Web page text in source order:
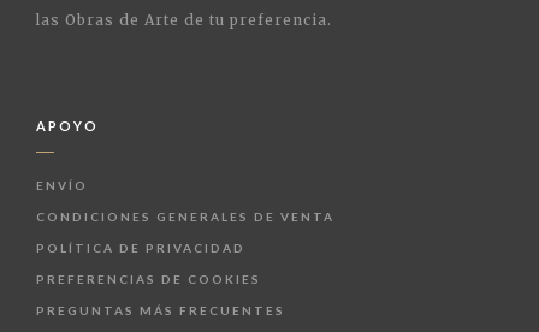
las Obras de Arte de tu preferencia.
APOYO
ENVÍO
CONDICIONES GENERALES DE VENTA
POLÍTICA DE PRIVACIDAD
PREFERENCIAS DE COOKIES
PREGUNTAS MÁS FRECUENTES